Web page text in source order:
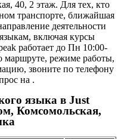
40, 2 этаж. Для тех, кто
транспорте, ближайшая
деятельности
включая курсы
работает до Пн 10:00-
маршруте, режиме работы,
звоните по телефону
на .
языка в Just
Комсомольская,